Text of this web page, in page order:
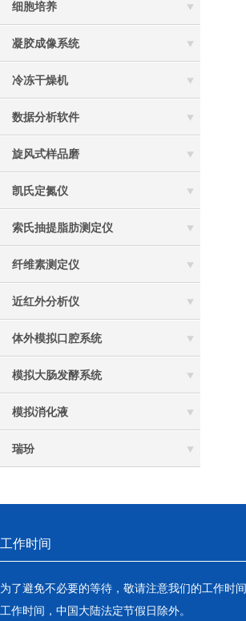
细胞培养
凝胶成像系统
冷冻干燥机
数据分析软件
旋风式样品磨
凯氏定氮仪
索氏抽提脂肪测定仪
纤维素测定仪
近红外分析仪
体外模拟口腔系统
模拟大肠发酵系统
模拟消化液
瑞玢
工作时间
为了避免不必要的等待，敬请注意我们的工作时
工作时间，中国大陆法定节假日除外。